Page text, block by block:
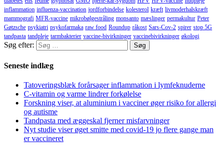
inflammation influenza-vaccination jordforbindelse kolesterol kræft livmoderhalskræft
mammografi MFR-vaccine mikrobølgestråling monsanto mæslinger permakultur Peter
Gøtzsche psykiatri psykofarmaka raw food Roundup råkost Sars-Cov-2 spirer stop 5G
tandpasta tandpleje tarmbakterier vaccine-bivirkninger vaccinebivirkninger økologi
Søg efter:
Seneste indlæg
Tatoveringsblæk forårsager inflammation i lymfeknuderne
C-vitamin og varme lindrer forkølelse
Forskning viser, at aluminium i vacciner øger risiko for allergi
og autisme
Tandpasta med æggeskal fjerner misfarvninger
Nyt studie viser øget smitte med covid-19 jo flere gange man
er vaccineret